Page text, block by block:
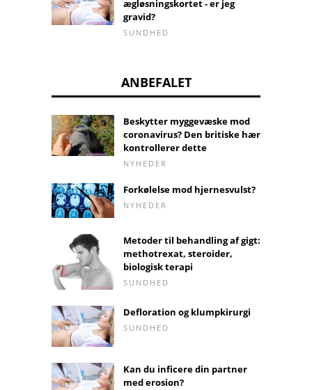
ægløsningskortet - er jeg
gravid?
SUNDHED
ANBEFALET
Beskytter myggevæske mod
coronavirus? Den britiske hær
kontrollerer dette
NYHEDER
Forkølelse mod hjernesvulst?
NYHEDER
Metoder til behandling af gigt:
methotrexat, steroider,
biologisk terapi
SUNDHED
Defloration og klumpkirurgi
SUNDHED
Kan du inficere din partner
med erosion?